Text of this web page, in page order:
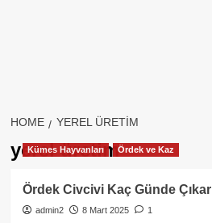
HOME YEREL ÜRETIM
yerel üretim
Kümes Hayvanları Ördek ve Kaz
Ördek Civcivi Kaç Günde Çıkar
admin2 8 Mart 2025 1